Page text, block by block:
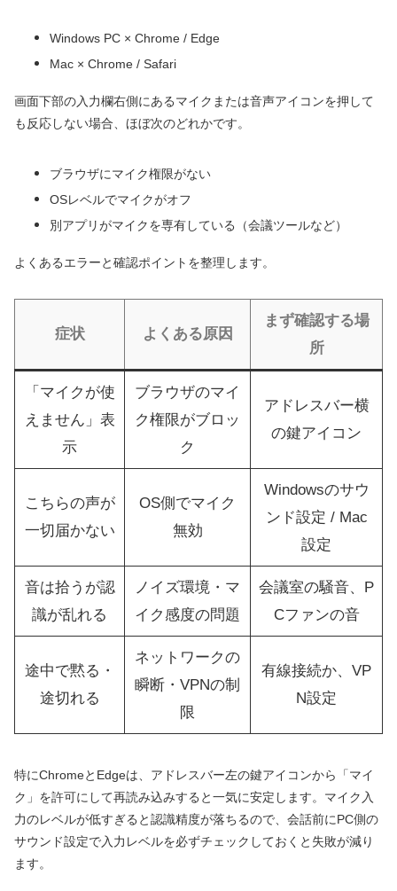
Windows PC × Chrome / Edge
Mac × Chrome / Safari
画面下部の入力欄右側にあるマイクまたは音声アイコンを押して
も反応しない場合、ほぼ次のどれかです。
ブラウザにマイク権限がない
OSレベルでマイクがオフ
別アプリがマイクを専有している（会議ツールなど）
よくあるエラーと確認ポイントを整理します。
症状 よくある原因
まず確認する場
所
「マイクが使
えません」表
示
ブラウザのマイ
ク権限がブロッ
ク
アドレスバー横
の鍵アイコン
こちらの声が
一切届かない
OS側でマイク
無効
Windowsのサウ
ンド設定 / Mac
設定
音は拾うが認
識が乱れる
ノイズ環境・マ
イク感度の問題
会議室の騒音、P
Cファンの音
途中で黙る・
途切れる
ネットワークの
瞬断・VPNの制
限
有線接続か、VP
N設定
特にChromeとEdgeは、アドレスバー左の鍵アイコンから「マイ
ク」を許可にして再読み込みすると一気に安定します。マイク入
力のレベルが低すぎると認識精度が落ちるので、会話前にPC側の
サウンド設定で入力レベルを必ずチェックしておくと失敗が減り
ます。